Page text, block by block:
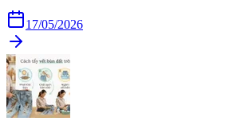
17/05/2026